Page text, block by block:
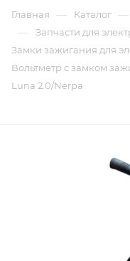
Главная — Каталог —
— Запчасти для
Замки зажигания для
Вольтметр с замком
Luna 2.0/Nerpa